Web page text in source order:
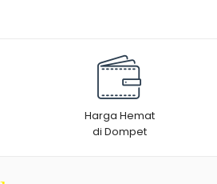
Harga Hemat
di Dompet